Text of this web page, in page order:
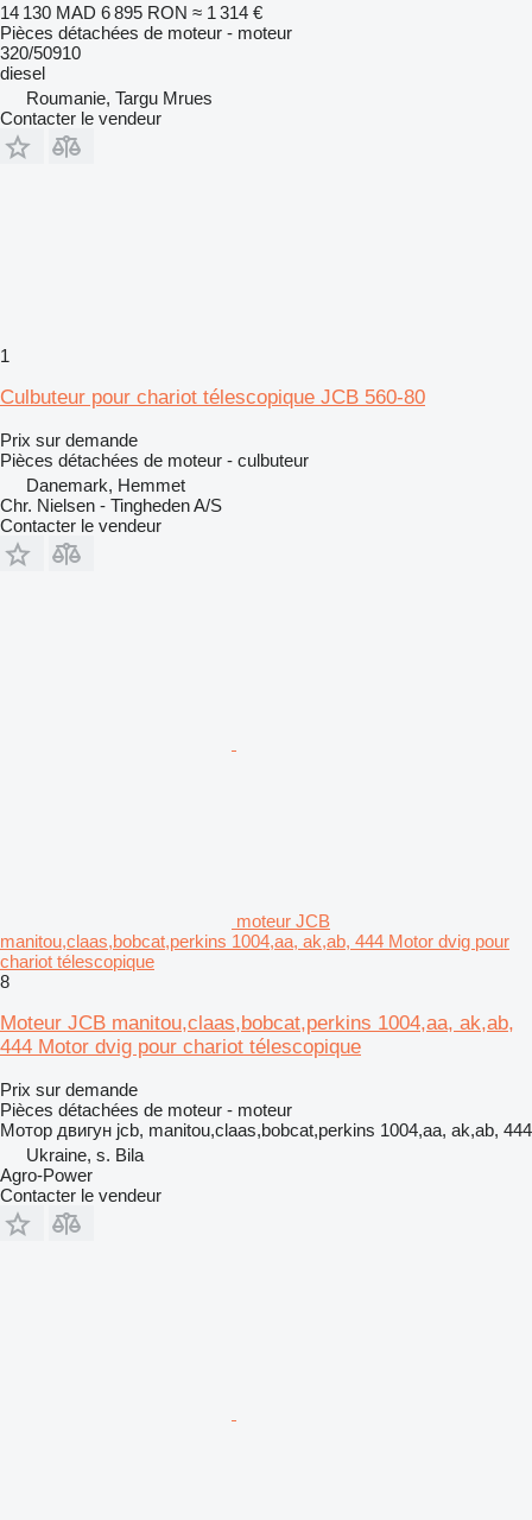
14 130 MAD 6 895 RON ≈ 1 314 €
Pièces détachées de moteur - moteur
320/50910
diesel
Roumanie, Targu Mrues
Contacter le vendeur
1
Culbuteur pour chariot télescopique JCB 560-80
Prix sur demande
Pièces détachées de moteur - culbuteur
Danemark, Hemmet
Chr. Nielsen - Tingheden A/S
Contacter le vendeur
moteur JCB
manitou,claas,bobcat,perkins 1004,aa, ak,ab, 444 Motor dvig pour
chariot télescopique
8
Moteur JCB manitou,claas,bobcat,perkins 1004,aa, ak,ab,
444 Motor dvig pour chariot télescopique
Prix sur demande
Pièces détachées de moteur - moteur
Мотор двигун jcb, manitou,claas,bobcat,perkins 1004,aa, ak,ab, 444
Ukraine, s. Bila
Agro-Power
Contacter le vendeur